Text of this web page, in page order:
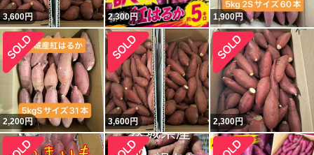
3,600円 2,300円 1,900円
2,200円 3,600円 2,300円